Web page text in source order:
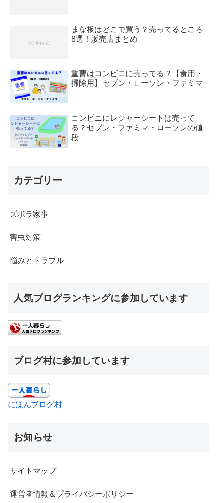
まな板はどこで買う？売ってるところ
8選！販売店まとめ
重曹はコンビニに売ってる？【食用・
掃除用】セブン・ローソン・ファミマ
コンビニにレジャーシートは売って
る？セブン・ファミマ・ローソンの値
段
カテゴリー
ズボラ家事
害虫対策
悩みとトラブル
人気ブログランキングに参加しています
ブログ村に参加しています
にほんブログ村
お知らせ
サイトマップ
運営者情報＆プライバシーポリシー